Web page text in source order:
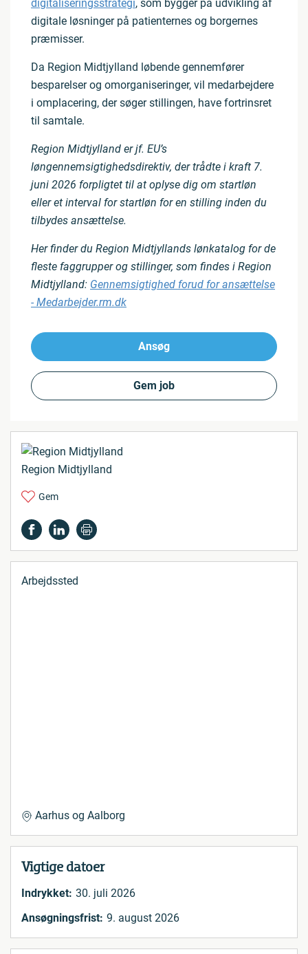
digitaliseringsstrategi, som bygger på udvikling af
digitale løsninger på patienternes og borgernes
præmisser.
Da Region Midtjylland løbende gennemfører
besparelser og omorganiseringer, vil medarbejdere
i omplacering, der søger stillingen, have fortrinsret
til samtale.
Region Midtjylland er jf. EU’s
løngennemsigtighedsdirektiv, der trådte i kraft 7.
juni 2026 forpligtet til at oplyse dig om startløn
eller et interval for startløn for en stilling inden du
tilbydes ansættelse.
Her finder du Region Midtjyllands lønkatalog for de
fleste faggrupper og stillinger, som findes i Region
Midtjylland: Gennemsigtighed forud for ansættelse
- Medarbejder.rm.dk
Ansøg
Gem job
Region Midtjylland
Gem
Arbejdssted
Aarhus og Aalborg
Vigtige datoer
Indrykket: 30. juli 2026
Ansøgningsfrist: 9. august 2026